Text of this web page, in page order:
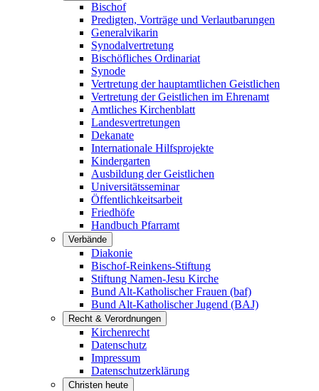
Bischof
Predigten, Vorträge und Verlautbarungen
Generalvikarin
Synodalvertretung
Bischöfliches Ordinariat
Synode
Vertretung der hauptamtlichen Geistlichen
Vertretung der Geistlichen im Ehrenamt
Amtliches Kirchenblatt
Landesvertretungen
Dekanate
Internationale Hilfsprojekte
Kindergarten
Ausbildung der Geistlichen
Universitätsseminar
Öffentlichkeitsarbeit
Friedhöfe
Handbuch Pfarramt
Verbände
Diakonie
Bischof-Reinkens-Stiftung
Stiftung Namen-Jesu Kirche
Bund Alt-Katholischer Frauen (baf)
Bund Alt-Katholischer Jugend (BAJ)
Recht & Verordnungen
Kirchenrecht
Datenschutz
Impressum
Datenschutzerklärung
Christen heute